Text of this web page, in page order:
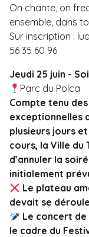
On chante, on
ensemble, dans
Sur inscription :
56 35 60 96
Jeudi 25 juin -
Parc du Polca
Compte tenu
exceptionnelles
plusieurs jours
cours, la Ville du
d’annuler la
initialement
Le plateau
devait se
Le concert de
le cadre du